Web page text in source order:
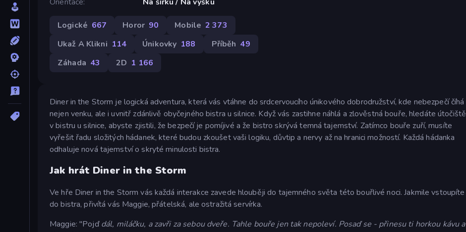
Logické 667 Horor 90 Mobile 2 373
Ukaž A Klikni 114 Únikovky 188 Příběh 49
Záhada 43 2D 1 166
Diner in the Storm je logická adventura, která vás vtáhne do srdcervoucího únikového dobrodružství, kde nebezpečí číhá
nejen venku, ale i uvnitř zdánlivě obyčejného bistra u silnice. Když vás zastihne náhlá a zlověstná bouře, hledáte útočiště
v bistru u silnice, abyste zjistili, že bezpečí je pomíjivé a že bistro skrývá temná tajemství. Zatímco bouře zuří, musíte
vyřešit řadu složitých hádanek, které budou zkoušet vaši logiku, důvtip a nervy až na hranici možností. Každá hádanka
odhaluje nová tajemství o skryté minulosti bistra.
Jak hrát Diner in the Storm
Ve hře Diner in the Storm vás každá interakce zavede hlouběji do tajemného světa této bouřlivé noci. Jakmile vstoupíte
do bistra, přivítá vás Maggie, přátelská, ale ostražitá servírka.
Maggie: "Pojďdál, miláčku, a zavři za sebou dveře. Tahle bouře jen tak nepoleví. Posaď se - přinesu ti horkou kávu a